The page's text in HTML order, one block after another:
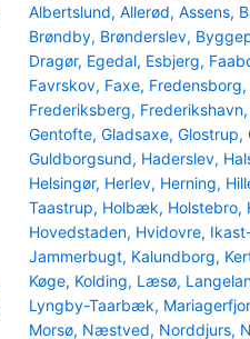
Albertslund, Allerød, Assens,
Brøndby, Brønderslev,
Dragør, Egedal, Esbjerg,
Favrskov, Faxe, Fredensborg,
Frederiksberg, Frederikshavn,
Gentofte, Gladsaxe, Glostrup,
Guldborgsund, Haderslev,
Helsingør, Herlev, Herning,
Taastrup, Holbæk, Holstebro,
Hovedstaden, Hvidovre,
Jammerbugt, Kalundborg,
Køge, Kolding, Læsø,
Lyngby-Taarbæk,
Morsø, Næstved, Norddjurs,